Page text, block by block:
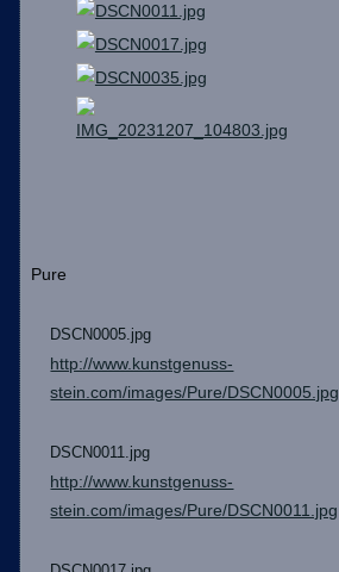
Pure
DSCN0005.jpg
http://www.kunstgenuss-
stein.com/images/Pure/DSCN0005.jpg
DSCN0011.jpg
http://www.kunstgenuss-
stein.com/images/Pure/DSCN0011.jpg